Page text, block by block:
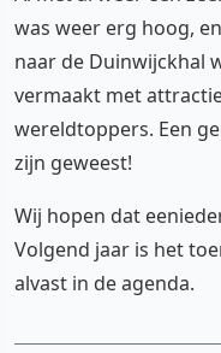
was weer erg hoog,
naar de Duinwijckhal
vermaakt met
wereldtoppers. Een
zijn geweest!
Wij hopen dat
Volgend jaar is het
alvast in de agenda.